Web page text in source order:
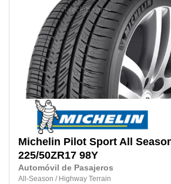
Michelin Pilot Sport All
225/50ZR17 98Y
Automóvil de Pasajeros
All-Season / Highway Terrain